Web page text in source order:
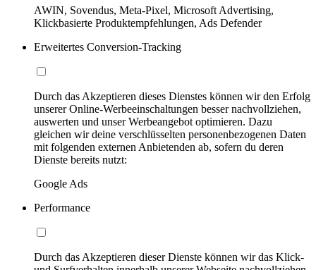
AWIN, Sovendus, Meta-Pixel, Microsoft Advertising,
Klickbasierte Produktempfehlungen, Ads Defender
Erweitertes Conversion-Tracking
Durch das Akzeptieren dieses Dienstes können wir den Erfolg
unserer Online-Werbeeinschaltungen besser nachvollziehen,
auswerten und unser Werbeangebot optimieren. Dazu
gleichen wir deine verschlüsselten personenbezogenen Daten
mit folgenden externen Anbietenden ab, sofern du deren
Dienste bereits nutzt:
Google Ads
Performance
Durch das Akzeptieren dieser Dienste können wir das Klick-